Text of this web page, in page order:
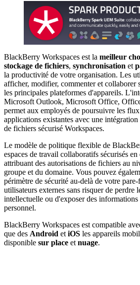
BlackBerry Workspaces est la meilleur
stockage de fichiers, synchronisation et
la productivité de votre organisation. Les
afficher, modifier, commenter et collaborer
les principales plateformes d'appareils.
Microsoft Outlook, Microsoft Office,
permet aux employés de poursuivre les
applications existantes avec une
de fichiers sécurisé Workspaces.
Le modèle de politique flexible de
espaces de travail collaboratifs sécurisés
attribuant des autorisations de fichiers au
groupe et du domaine. Vous pouvez
périmètre de sécurité au-delà de votre
utilisateurs externes sans risquer de perdre
intellectuelle ou d'exposer des informations
personnel.
BlackBerry Workspaces est compatible
que des Android et iOS les appareils
disponible sur place et nuage.